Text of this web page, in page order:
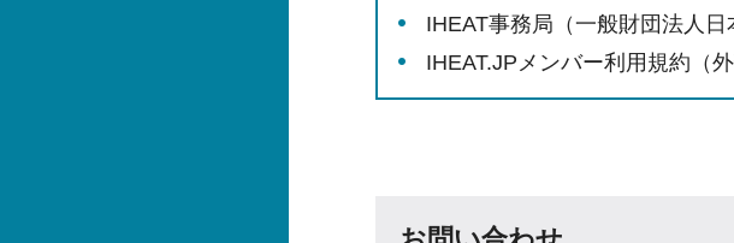
IHEAT事務局（一般財団法人
IHEAT.JPメンバー利用規約（